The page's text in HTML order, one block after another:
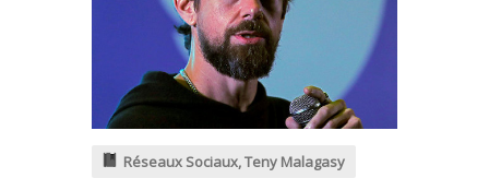
Réseaux Sociaux,Teny Malagasy